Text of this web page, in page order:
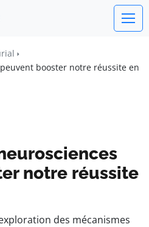
booster notre réussite en
notre réussite
des mécanismes